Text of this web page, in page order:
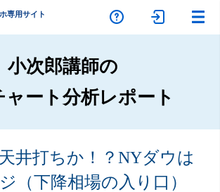
専用サイト
小次郎講師の
ャート分析レポート
井打ちか！？NYダウは
（下降相場の入り口）